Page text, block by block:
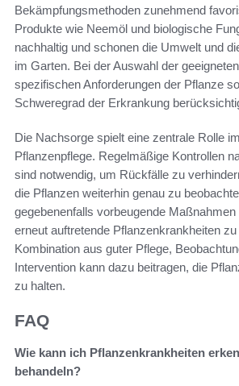
Bekämpfungsmethoden zunehmend
Produkte wie Neemöl und biologische
nachhaltig und schonen die Umwelt und
im Garten. Bei der Auswahl der
spezifischen Anforderungen der Pflanze
Schweregrad der Erkrankung
Die Nachsorge spielt eine zentrale Rolle
Pflanzenpflege. Regelmäßige Kontrollen
sind notwendig, um Rückfälle zu
die Pflanzen weiterhin genau zu
gegebenenfalls vorbeugende
erneut auftretende Pflanzenkrankheiten
Kombination aus guter Pflege,
Intervention kann dazu beitragen, die
zu halten.
FAQ
Wie kann ich Pflanzenkrankheiten
behandeln?